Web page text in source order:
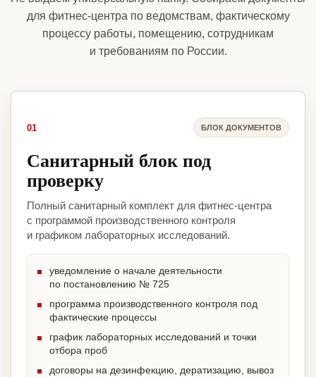
для фитнес-центра по ведомствам, фактическому
процессу работы, помещению, сотрудникам
и требованиям по России.
01 БЛОК ДОКУМЕНТОВ
Санитарный блок под
проверку
Полный санитарный комплект для фитнес-центра
с программой производственного контроля
и графиком лабораторных исследований.
уведомление о начале деятельности
по постановлению № 725
программа производственного контроля под
фактические процессы
график лабораторных исследований и точки
отбора проб
договоры на дезинфекцию, дератизацию, вывоз